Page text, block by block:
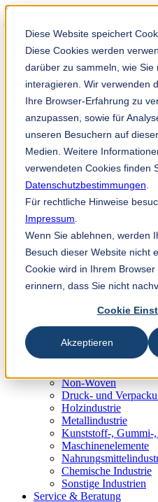
Diese Website speichert
Diese Cookies werden
darüber zu sammeln, wie Sie
interagieren. Wir verwenden
Ihre Browser-Erfahrung zu
anzupassen, sowie für
unseren Besuchern auf
Medien. Weitere
verwendeten Cookies finden
Datenschutzbestimmungen
Für rechtliche Hinweise
Impressum
Wenn Sie ablehnen, werden
Besuch dieser Website nicht
Cookie wird in Ihrem
erinnern, dass Sie nicht
Cookie
Akzeptieren
Solution Finder
de
+31 (0) 10 45 999 45
TKM Diacarb B.V.
2908 LC Capelle a/d Ijssel,
info@tkmdiacarb.com
Industrien & Produkte
Non-Woven
Druck- und
Holzindustrie
Metallindustrie
Kunststoff-, Gummi-
Maschinenelemente
Chemische Industrie
Sonstige Industrien
Service & Beratung